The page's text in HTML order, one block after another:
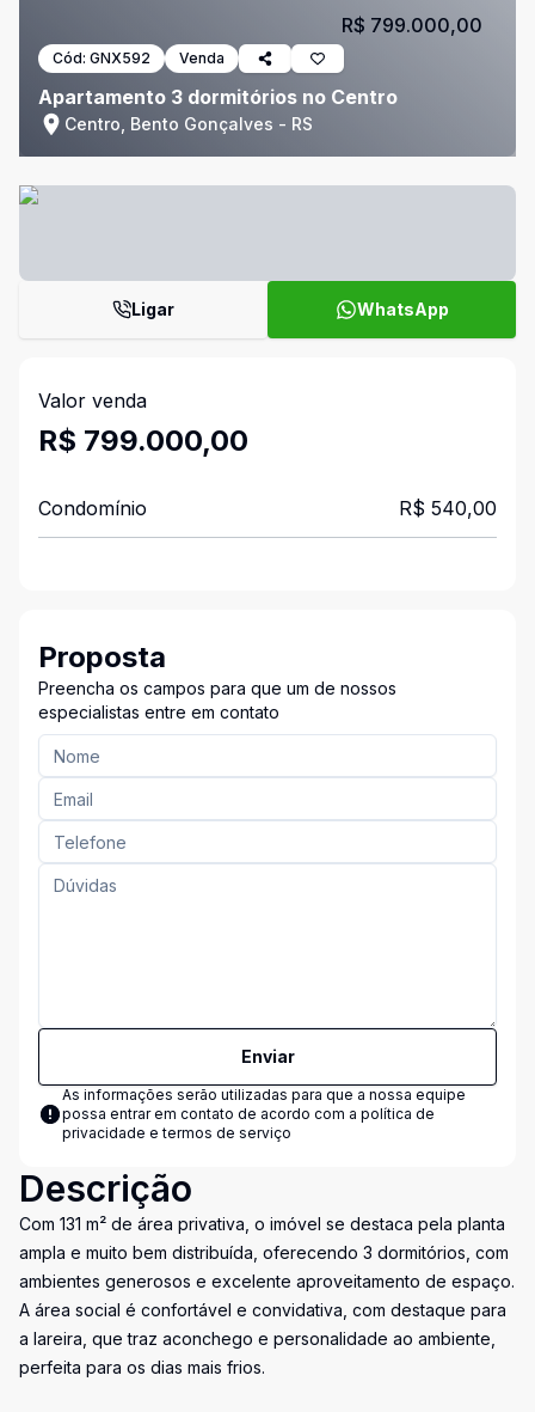
Cód: GNX592 Venda
Apartamento 3 dormitórios no Centro
Centro, Bento Gonçalves - RS
R$ 799.000,00
Ligar WhatsApp
Valor venda
R$ 799.000,00
Condomínio R$ 540,00
Proposta
Preencha os campos para que um de nossos
especialistas entre em contato
Enviar
As informações serão utilizadas para que a nossa equipe
possa entrar em contato de acordo com a política de
privacidade e termos de serviço
Descrição
Com 131 m² de área privativa, o imóvel se destaca pela planta
ampla e muito bem distribuída, oferecendo 3 dormitórios, com
ambientes generosos e excelente aproveitamento de espaço.
A área social é confortável e convidativa, com destaque para
a lareira, que traz aconchego e personalidade ao ambiente,
perfeita para os dias mais frios.